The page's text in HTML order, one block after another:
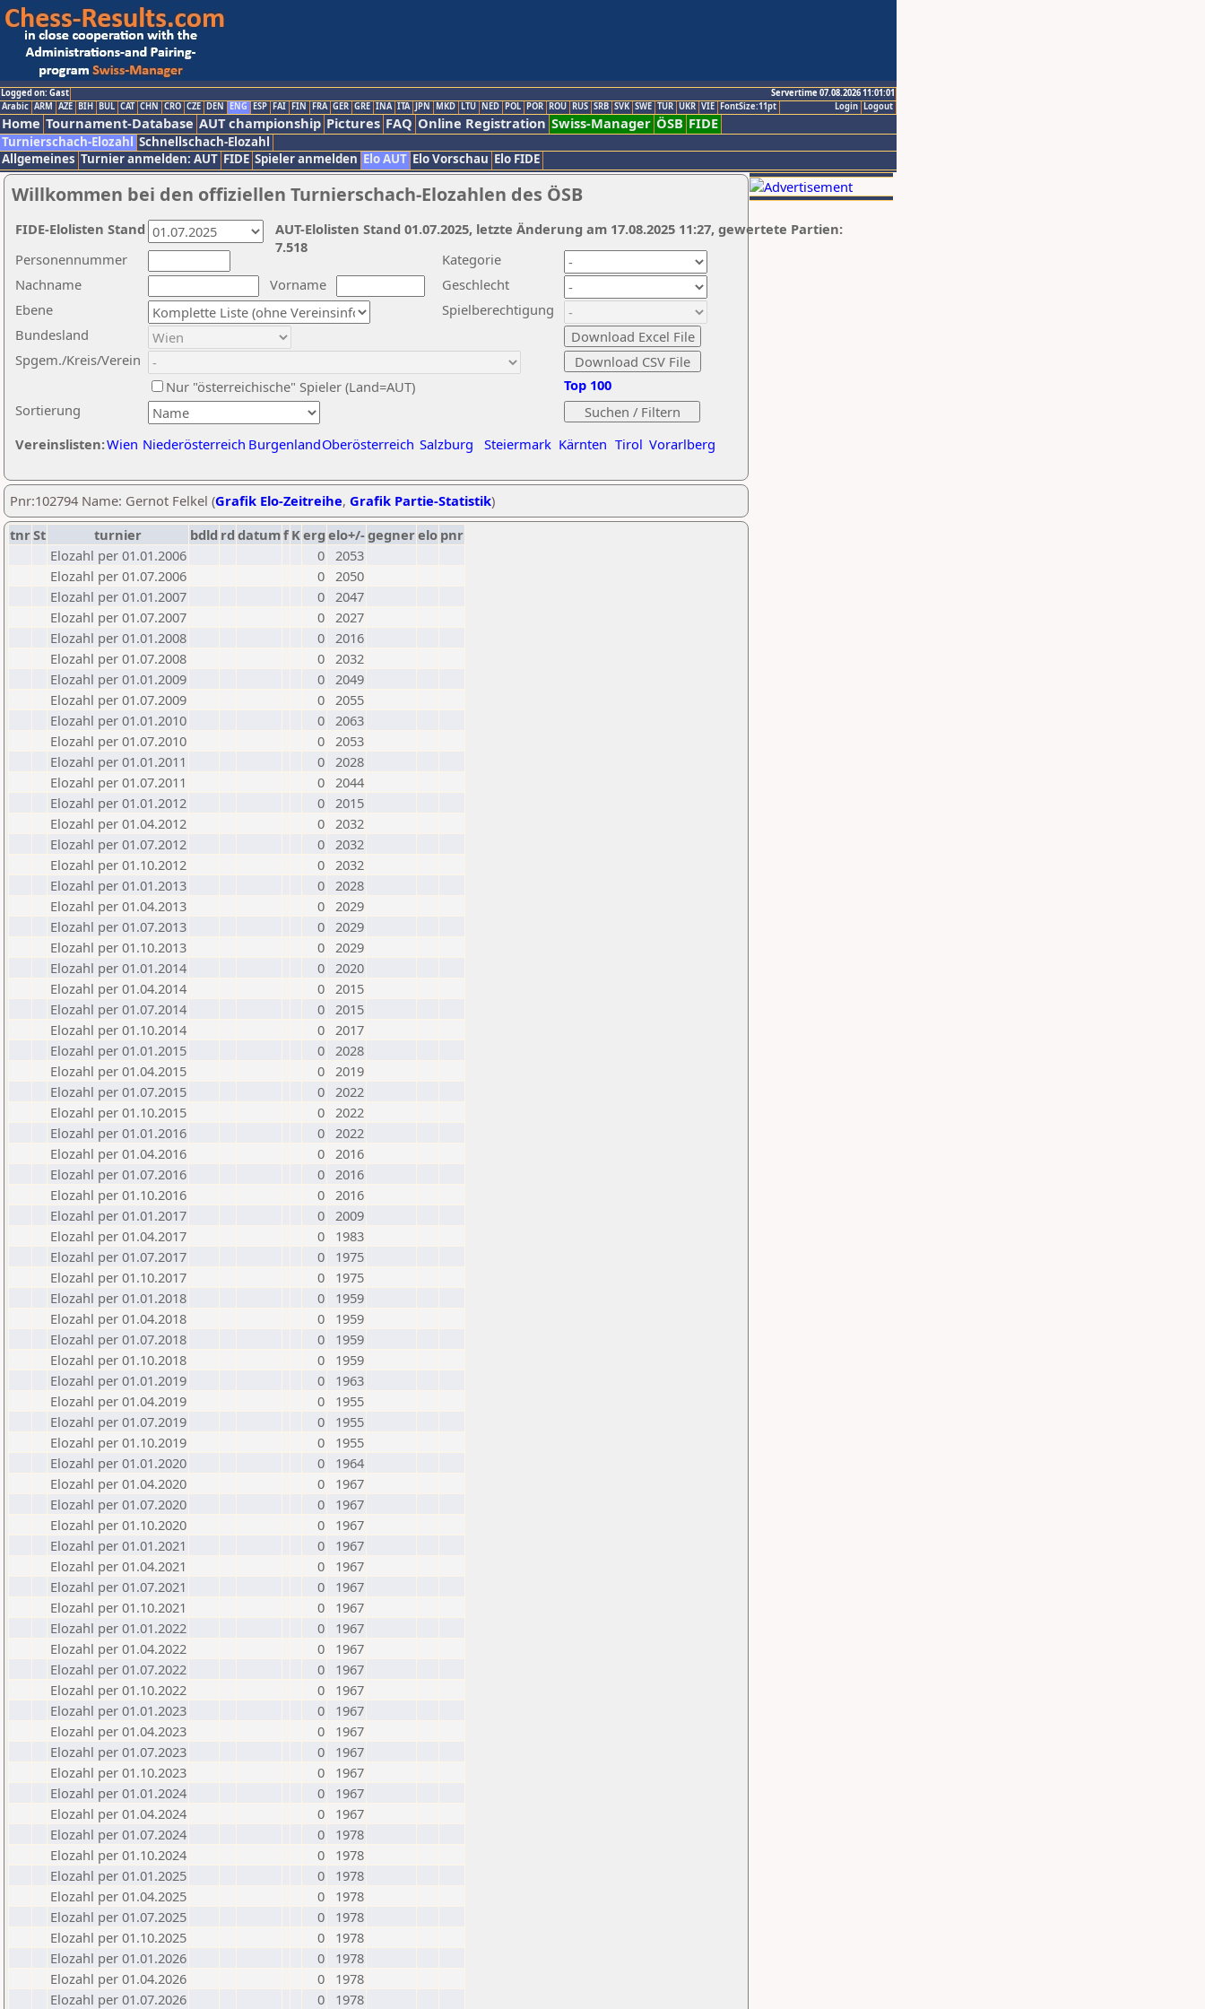
Logged on: Gast
Servertime 07.08.2026 11:01:01
Logout
Login
Arabic ARM AZE BIH BUL CAT CHN CRO CZE DEN ENG ESP FAI FIN FRA GER GRE INA ITA JPN MKD LTU NED POL POR ROU RUS SRB SVK SWE TUR UKR VIE FontSize:11pt
Home Tournament-Database AUT championship Pictures FAQ Online Registration Swiss-Manager ÖSB FIDE
Turnierschach-Elozahl Schnellschach-Elozahl
Allgemeines Turnier anmelden: AUT FIDE Spieler anmelden Elo AUT Elo Vorschau Elo FIDE
Willkommen bei den offiziellen Turnierschach-Elozahlen des ÖSB
Nachname
Vorname
Ebene
Kategorie
Sortierung
Personennummer
Bundesland
Spgem./Kreis/Verein
Geschlecht
Nur "österreichische" Spieler (Land=AUT)
Spielberechtigung
Vereinslisten:Wien Niederösterreich BurgenlandOberösterreich Salzburg Steiermark Kärnten Tirol Vorarlberg
Top 100
AUT-Elolisten Stand 01.07.2025, letzte Änderung am 17.08.2025 11:27, gewertete Partien:
7.518
FIDE-Elolisten Stand
Pnr:102794 Name: Gernot Felkel (Grafik Elo-Zeitreihe, Grafik Partie-Statistik)
tnrSt turnier bdld rd datumf Kerg elo+/-gegnerelo pnr
Elozahl per 01.01.2006
0 2053
Elozahl per 01.07.2006
0 2050
Elozahl per 01.01.2007
0 2047
Elozahl per 01.07.2007
0 2027
Elozahl per 01.01.2008
0 2016
Elozahl per 01.07.2008
0 2032
Elozahl per 01.01.2009
0 2049
Elozahl per 01.07.2009
0 2055
Elozahl per 01.01.2010
0 2063
Elozahl per 01.07.2010
0 2053
Elozahl per 01.01.2011
0 2028
Elozahl per 01.07.2011
0 2044
Elozahl per 01.01.2012
0 2015
Elozahl per 01.04.2012
0 2032
Elozahl per 01.07.2012
0 2032
Elozahl per 01.10.2012
0 2032
Elozahl per 01.01.2013
0 2028
Elozahl per 01.04.2013
0 2029
Elozahl per 01.07.2013
0 2029
Elozahl per 01.10.2013
0 2029
Elozahl per 01.01.2014
0 2020
Elozahl per 01.04.2014
0 2015
Elozahl per 01.07.2014
0 2015
Elozahl per 01.10.2014
0 2017
Elozahl per 01.01.2015
0 2028
Elozahl per 01.04.2015
0 2019
Elozahl per 01.07.2015
0 2022
Elozahl per 01.10.2015
0 2022
Elozahl per 01.01.2016
0 2022
Elozahl per 01.04.2016
0 2016
Elozahl per 01.07.2016
0 2016
Elozahl per 01.10.2016
0 2016
Elozahl per 01.01.2017
0 2009
Elozahl per 01.04.2017
0
1983
Elozahl per 01.07.2017
0
1975
Elozahl per 01.10.2017
0
1975
Elozahl per 01.01.2018
0
1959
Elozahl per 01.04.2018
0
1959
Elozahl per 01.07.2018
0
1959
Elozahl per 01.10.2018
0
1959
Elozahl per 01.01.2019
0
1963
Elozahl per 01.04.2019
0
1955
Elozahl per 01.07.2019
0
1955
Elozahl per 01.10.2019
0
1955
Elozahl per 01.01.2020
0
1964
Elozahl per 01.04.2020
0
1967
Elozahl per 01.07.2020
0
1967
Elozahl per 01.10.2020
0
1967
Elozahl per 01.01.2021
0
1967
Elozahl per 01.04.2021
0
1967
Elozahl per 01.07.2021
0
1967
Elozahl per 01.10.2021
0
1967
Elozahl per 01.01.2022
0
1967
Elozahl per 01.04.2022
0
1967
Elozahl per 01.07.2022
0
1967
Elozahl per 01.10.2022
0
1967
Elozahl per 01.01.2023
0
1967
Elozahl per 01.04.2023
0
1967
Elozahl per 01.07.2023
0
1967
Elozahl per 01.10.2023
0
1967
Elozahl per 01.01.2024
0
1967
Elozahl per 01.04.2024
0
1967
Elozahl per 01.07.2024
0
1978
Elozahl per 01.10.2024
0
1978
Elozahl per 01.01.2025
0
1978
Elozahl per 01.04.2025
0
1978
Elozahl per 01.07.2025
0
1978
Elozahl per 01.10.2025
0
1978
Elozahl per 01.01.2026
0
1978
Elozahl per 01.04.2026
0
1978
Elozahl per 01.07.2026
0 1978